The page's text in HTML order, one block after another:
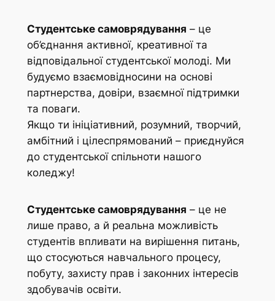
Студентське самоврядування – це
об’єднання активної, креативної та
відповідальної студентської молоді. Ми
будуємо взаємовідносини на основі
партнерства, довіри, взаємної підтримки
та поваги.
Якщо ти ініціативний, розумний, творчий,
амбітний і цілеспрямований – приєднуйся
до студентської спільноти нашого
коледжу!
Студентське самоврядування – це не
лише право, а й реальна можливість
студентів впливати на вирішення питань,
що стосуються навчального процесу,
побуту, захисту прав і законних інтересів
здобувачів освіти.